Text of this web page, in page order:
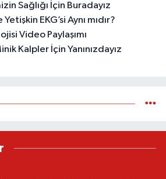
Sağlığı İçin Buradayız
EKG’si Aynı mıdır?
Video Paylaşımı
Kalpler İçin Yanınızdayız